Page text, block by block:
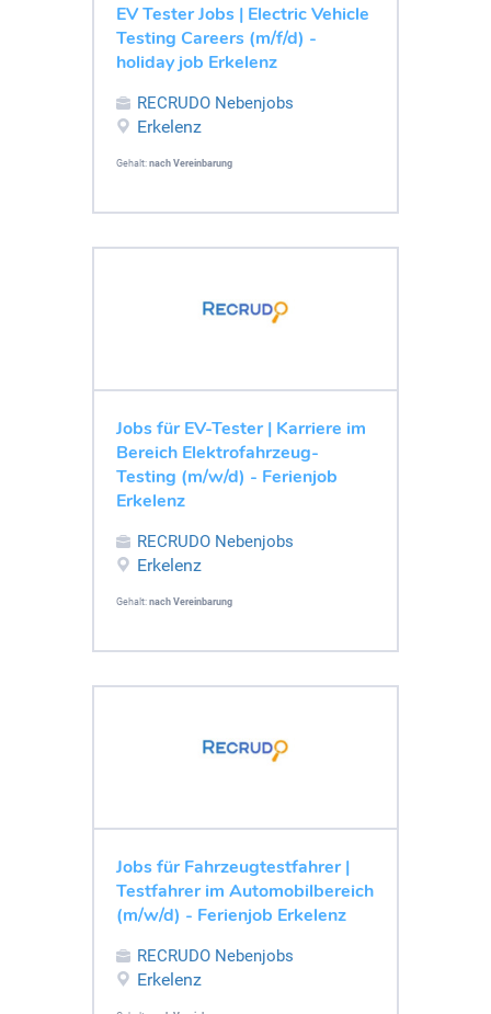
EV Tester Jobs | Electric Vehicle
Testing Careers (m/f/d) -
holiday job Erkelenz
RECRUDO Nebenjobs
Erkelenz
Gehalt: nach Vereinbarung
Jobs für EV-Tester | Karriere im
Bereich Elektrofahrzeug-
Testing (m/w/d) - Ferienjob
Erkelenz
RECRUDO Nebenjobs
Erkelenz
Gehalt: nach Vereinbarung
Jobs für Fahrzeugtestfahrer |
Testfahrer im Automobilbereich
(m/w/d) - Ferienjob Erkelenz
RECRUDO Nebenjobs
Erkelenz